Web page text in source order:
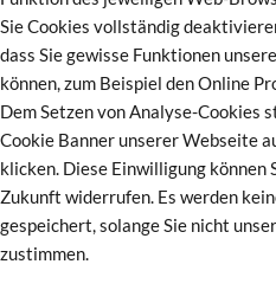
Sie Cookies vollständig
dass Sie gewisse Funktionen
können, zum Beispiel den Online
Dem Setzen von Analyse-Cookies
Cookie Banner unserer Webseite
klicken. Diese Einwilligung
Zukunft widerrufen. Es werden
gespeichert, solange Sie nicht
zustimmen.